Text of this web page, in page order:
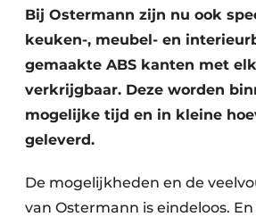
Bij Ostermann zijn nu ook
keuken-, meubel- en
gemaakte ABS kanten met
verkrijgbaar. Deze worden
mogelijke tijd en in kleine
geleverd.
De mogelijkheden en de
van Ostermann is eindeloos.